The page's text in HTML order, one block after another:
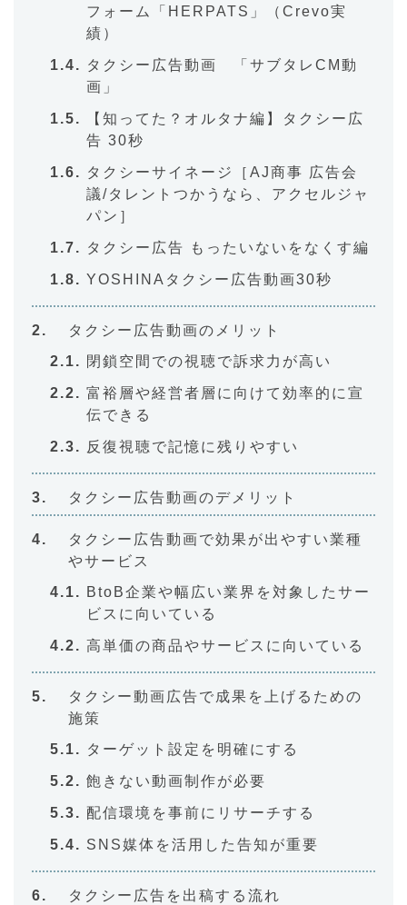
フォーム「HERPATS」（Crevo実
績）
タクシー広告動画 「サブタレCM動
画」
【知ってた？オルタナ編】タクシー広
告 30秒
タクシーサイネージ［AJ商事 広告会
議/タレントつかうなら、アクセルジャ
パン］
タクシー広告 もったいないをなくす編
YOSHINAタクシー広告動画30秒
タクシー広告動画のメリット
閉鎖空間での視聴で訴求力が高い
富裕層や経営者層に向けて効率的に宣
伝できる
反復視聴で記憶に残りやすい
タクシー広告動画のデメリット
タクシー広告動画で効果が出やすい業種
やサービス
BtoB企業や幅広い業界を対象したサー
ビスに向いている
高単価の商品やサービスに向いている
タクシー動画広告で成果を上げるための
施策
ターゲット設定を明確にする
飽きない動画制作が必要
配信環境を事前にリサーチする
SNS媒体を活用した告知が重要
タクシー広告を出稿する流れ